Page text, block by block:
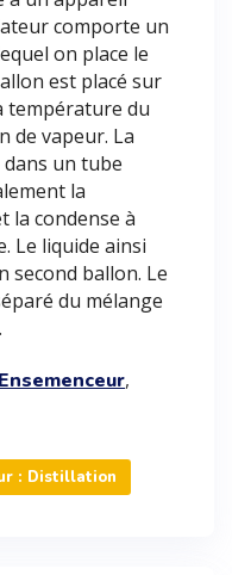
comporte un
on place le
est placé sur
température du
de vapeur. La
un tube
la
la condense à
Le liquide ainsi
second ballon. Le
du mélange
Ensemenceur,
: Distillation